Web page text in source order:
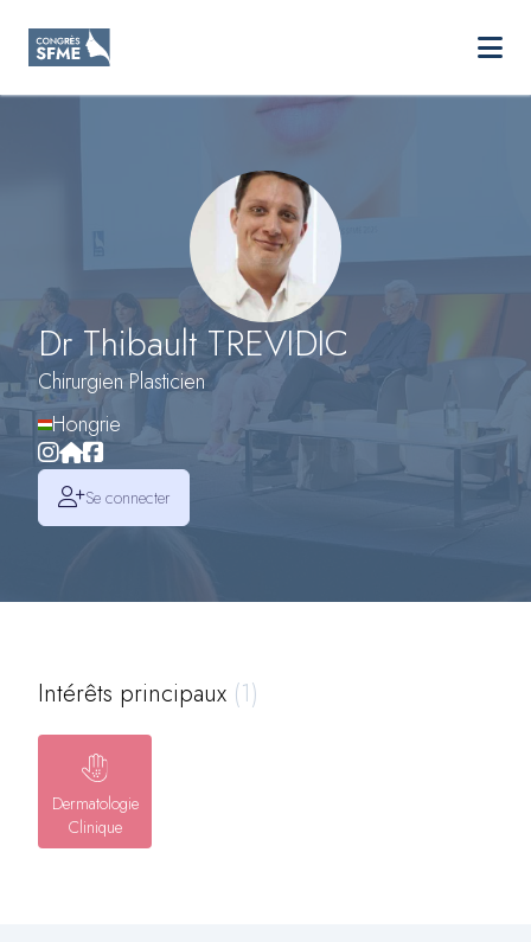
SFME
Dr Thibault TREVIDIC
Chirurgien Plasticien
Hongrie
Se connecter
Intérêts principaux (1)
Dermatologie
Clinique